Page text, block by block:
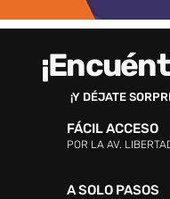
¡Y DÉJATE
FÁCIL ACCESO
POR LA AV.
A SOLO PASOS